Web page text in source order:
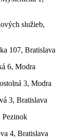
služieb,
107, Bratislava
6, Modra
3, Modra
3, Bratislava
Pezinok
4, Bratislava